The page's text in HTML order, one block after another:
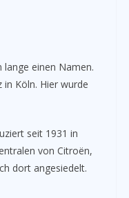
einen Namen.
Köln. Hier wurde
seit 1931 in
von Citroën,
dort angesiedelt.